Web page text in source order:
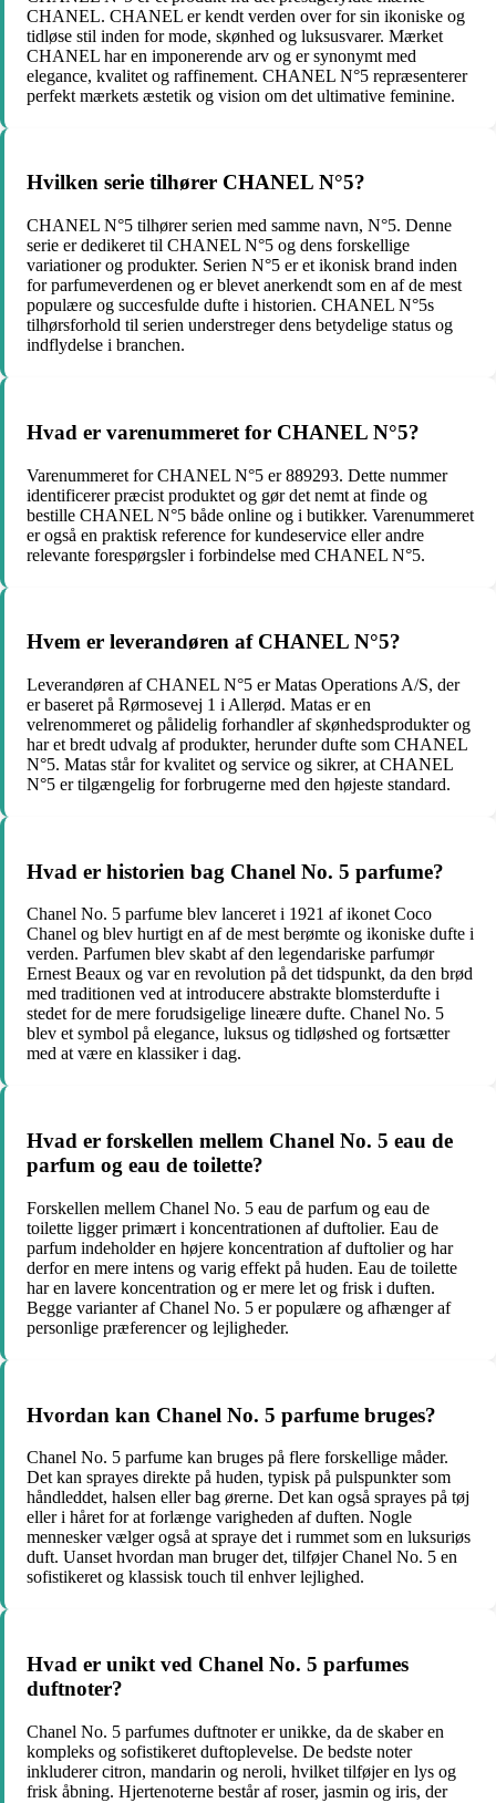
CHANEL. CHANEL er kendt verden over for sin ikoniske og
tidløse stil inden for mode, skønhed og luksusvarer. Mærket
CHANEL har en imponerende arv og er synonymt med
elegance, kvalitet og raffinement. CHANEL N°5 repræsenterer
perfekt mærkets æstetik og vision om det ultimative feminine.
Hvilken serie tilhører CHANEL N°5?
CHANEL N°5 tilhører serien med samme navn, N°5. Denne
serie er dedikeret til CHANEL N°5 og dens forskellige
variationer og produkter. Serien N°5 er et ikonisk brand inden
for parfumeverdenen og er blevet anerkendt som en af de mest
populære og succesfulde dufte i historien. CHANEL N°5s
tilhørsforhold til serien understreger dens betydelige status og
indflydelse i branchen.
Hvad er varenummeret for CHANEL N°5?
Varenummeret for CHANEL N°5 er 889293. Dette nummer
identificerer præcist produktet og gør det nemt at finde og
bestille CHANEL N°5 både online og i butikker. Varenummeret
er også en praktisk reference for kundeservice eller andre
relevante forespørgsler i forbindelse med CHANEL N°5.
Hvem er leverandøren af CHANEL N°5?
Leverandøren af CHANEL N°5 er Matas Operations A/S, der
er baseret på Rørmosevej 1 i Allerød. Matas er en
velrenommeret og pålidelig forhandler af skønhedsprodukter og
har et bredt udvalg af produkter, herunder dufte som CHANEL
N°5. Matas står for kvalitet og service og sikrer, at CHANEL
N°5 er tilgængelig for forbrugerne med den højeste standard.
Hvad er historien bag Chanel No. 5 parfume?
Chanel No. 5 parfume blev lanceret i 1921 af ikonet Coco
Chanel og blev hurtigt en af ​​de mest berømte og ikoniske dufte i
verden. Parfumen blev skabt af den legendariske parfumør
Ernest Beaux og var en revolution på det tidspunkt, da den brød
med traditionen ved at introducere abstrakte blomsterdufte i
stedet for de mere forudsigelige lineære dufte. Chanel No. 5
blev et symbol på elegance, luksus og tidløshed og fortsætter
med at være en klassiker i dag.
Hvad er forskellen mellem Chanel No. 5 eau de
parfum og eau de toilette?
Forskellen mellem Chanel No. 5 eau de parfum og eau de
toilette ligger primært i koncentrationen af ​​duftolier. Eau de
parfum indeholder en højere koncentration af duftolier og har
derfor en mere intens og varig effekt på huden. Eau de toilette
har en lavere koncentration og er mere let og frisk i duften.
Begge varianter af Chanel No. 5 er populære og afhænger af
personlige præferencer og lejligheder.
Hvordan kan Chanel No. 5 parfume bruges?
Chanel No. 5 parfume kan bruges på flere forskellige måder.
Det kan sprayes direkte på huden, typisk på pulspunkter som
håndleddet, halsen eller bag ørerne. Det kan også sprayes på tøj
eller i håret for at forlænge varigheden af ​​duften. Nogle
mennesker vælger også at spraye det i rummet som en luksuriøs
duft. Uanset hvordan man bruger det, tilføjer Chanel No. 5 en
sofistikeret og klassisk touch til enhver lejlighed.
Hvad er unikt ved Chanel No. 5 parfumes
duftnoter?
Chanel No. 5 parfumes duftnoter er unikke, da de skaber en
kompleks og sofistikeret duftoplevelse. De bedste noter
inkluderer citron, mandarin og neroli, hvilket tilføjer en lys og
frisk åbning. Hjertenoterne består af roser, jasmin og iris, der